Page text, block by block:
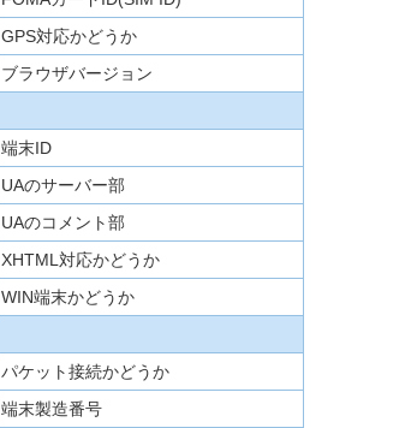
GPS対応かどうか
ブラウザバージョン
端末ID
UAのサーバー部
UAのコメント部
XHTML対応かどうか
WIN端末かどうか
パケット接続かどうか
端末製造番号